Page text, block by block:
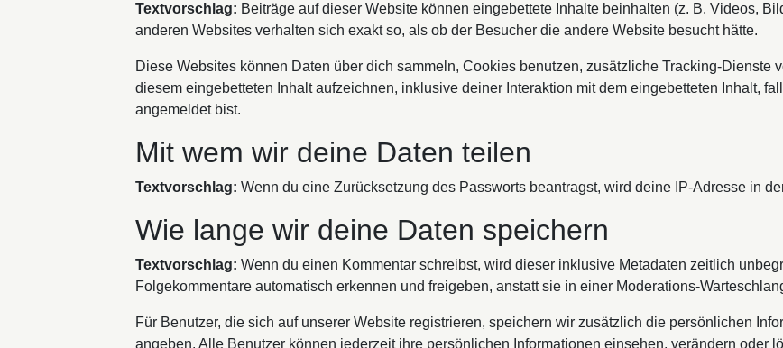
Textvorschlag: Beiträge auf dieser Website können eingebettete Inhalte beinhalten (z. B. Videos,
anderen Websites verhalten sich exakt so, als ob der Besucher die andere Website besucht hätte.
Diese Websites können Daten über dich sammeln, Cookies benutzen, zusätzliche Tracking-Dienste
diesem eingebetteten Inhalt aufzeichnen, inklusive deiner Interaktion mit dem eingebetteten Inhalt,
angemeldet bist.
Mit wem wir deine Daten teilen
Textvorschlag: Wenn du eine Zurücksetzung des Passworts beantragst, wird deine IP-Adresse in
Wie lange wir deine Daten speichern
Textvorschlag: Wenn du einen Kommentar schreibst, wird dieser inklusive Metadaten zeitlich
Folgekommentare automatisch erkennen und freigeben, anstatt sie in einer Moderations-
Für Benutzer, die sich auf unserer Website registrieren, speichern wir zusätzlich die persönlichen
angeben. Alle Benutzer können jederzeit ihre persönlichen Informationen einsehen, verändern oder